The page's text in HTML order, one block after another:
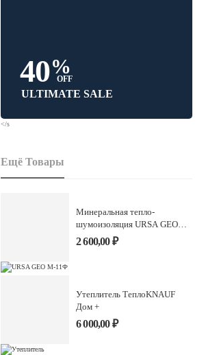
40%
OFF
ULTIMATE SALE
</s
Ещё Товары
Минеральная тепло-
шумоизоляция URSA GEO
М-11Ф
2 600,00₽
Утеплитель ТеплоKNAUF
Дом +
6 000,00₽